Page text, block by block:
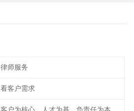
律师服务
看客户需求
客户为核心、人才为基，负责任为本